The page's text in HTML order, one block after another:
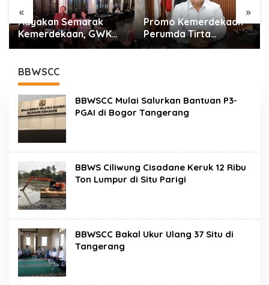
« »
Promo Kemerdekaan
Perumda Tirta
Benteng, Biaya
Bersih Cuma Rp237
Ribu
Menaker: Mismatch
Kompetensi Lulusan
Masih Jadi Tantangan
BBWSCC
BBWSCC Mulai Salurkan Bantuan P3-
PGAI di Bogor Tangerang
BBWS Ciliwung Cisadane Keruk 12 Ribu
Ton Lumpur di Situ Parigi
BBWSCC Bakal Ukur Ulang 37 Situ di
Tangerang